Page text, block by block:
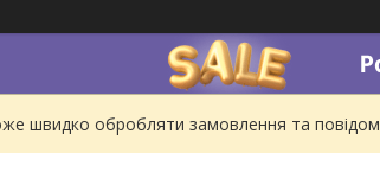
швидко обробляти замовлення та